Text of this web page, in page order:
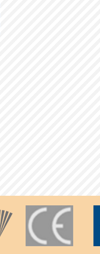
полирани от